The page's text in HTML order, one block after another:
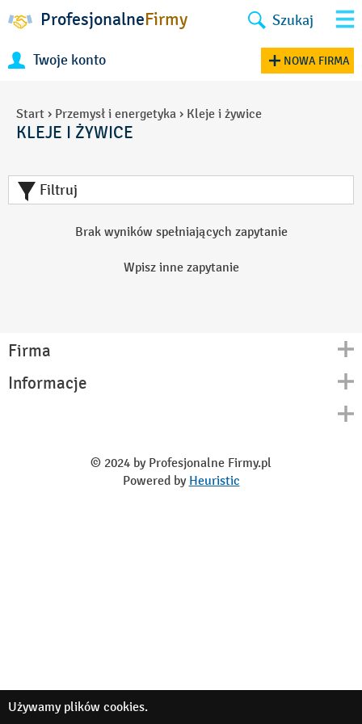
ProfesjonalneFirmy Szukaj
Twoje konto NOWA FIRMA
Start › Przemysł i energetyka › Kleje i żywice
KLEJE I ŻYWICE
Filtruj
Brak wyników spełniających zapytanie
Wpisz inne zapytanie
Firma
Kontakt
Informacje
© 2024 by Profesjonalne Firmy.pl
Powered by Heuristic
Używamy plików cookies.